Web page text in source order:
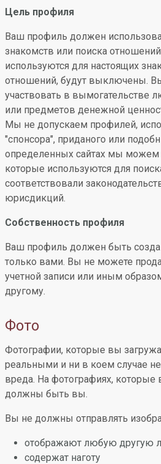
Цель профиля
Ваш профиль должен
знакомств или поиска
используются для настоящих
отношений, будут выключены.
участвовать в вымогательстве
или предметов денежной
Мы не допускаем профилей,
"спонсора", приданого или
определенных сайтах мы можем
которые используются для
соответствовали
юрисдикций.
Собственность профиля
Ваш профиль должен быть
только вами. Вы не можете
учетной записи или иным
другому.
Фото
Фотографии, которые вы
реальными и ни в коем случае
вреда. На фотографиях, которые
должны быть вы.
Вы не должны отправлять
отображают любую другую
содержат наготу